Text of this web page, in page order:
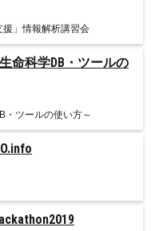
命科学DB・ツールの
・ツールの使い方～
」情報解析講習会